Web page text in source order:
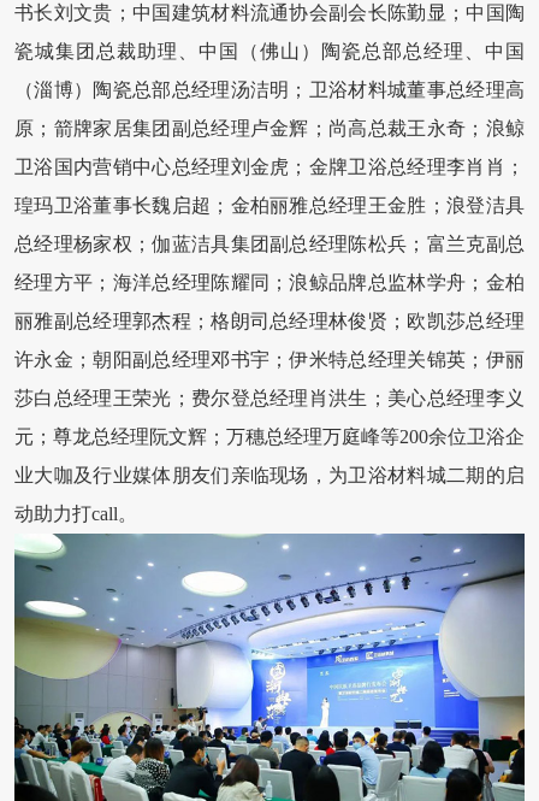
书长刘文贵；中国建筑材料流通协会副会长陈勤显；中国陶
瓷城集团总裁助理、中国（佛山）陶瓷总部总经理、中国
（淄博）陶瓷总部总经理汤洁明；卫浴材料城董事总经理高
原；箭牌家居集团副总经理卢金辉；尚高总裁王永奇；浪鲸
卫浴国内营销中心总经理刘金虎；金牌卫浴总经理李肖肖；
瑝玛卫浴董事长魏启超；金柏丽雅总经理王金胜；浪登洁具
总经理杨家权；伽蓝洁具集团副总经理陈松兵；富兰克副总
经理方平；海洋总经理陈耀同；浪鲸品牌总监林学舟；金柏
丽雅副总经理郭杰程；格朗司总经理林俊贤；欧凯莎总经理
许永金；朝阳副总经理邓书宇；伊米特总经理关锦英；伊丽
莎白总经理王荣光；费尔登总经理肖洪生；美心总经理李义
元；尊龙总经理阮文辉；万穗总经理万庭峰等200余位卫浴企
业大咖及行业媒体朋友们亲临现场，为卫浴材料城二期的启
动助力打call。